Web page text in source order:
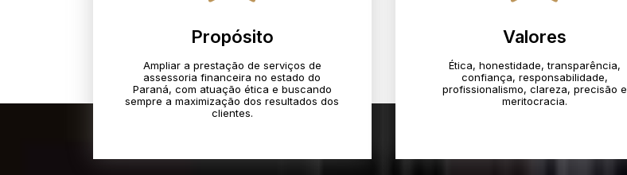
Propósito
Ampliar a prestação de serviços de
assessoria financeira no estado do
Paraná, com atuação ética e buscando
sempre a maximização dos resultados dos
clientes.
Valores
Ética, honestidade, transparência,
confiança, responsabilidade,
profissionalismo, clareza, precisão e
meritocracia.​